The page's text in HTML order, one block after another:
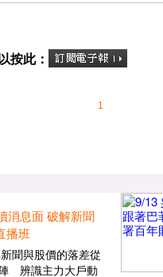
按此：
1
消息面 破解新聞
播班
聞與股價的落差從
辨識主力大戶動